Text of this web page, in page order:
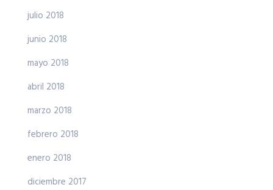
julio 2018
junio 2018
mayo 2018
abril 2018
marzo 2018
febrero 2018
enero 2018
diciembre 2017